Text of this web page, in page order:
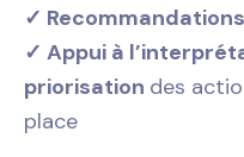
✓ Recommandations
✓ Appui à
priorisation des
place